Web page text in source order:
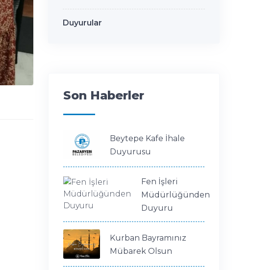
Duyurular
Son Haberler
Beytepe Kafe İhale
Duyurusu
Fen İşleri
Müdürlüğünden
Duyuru
Kurban Bayramınız
Mübarek Olsun